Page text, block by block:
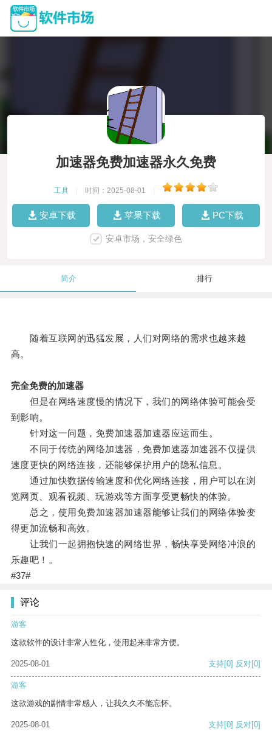
加速器免费加速器永久免费
工具 时间：2025-08-01
安卓下载 苹果下载 PC下载
安卓市场，安全绿色
简介 排行
随着互联网的迅猛发展，人们对网络的需求也越来越
高。
完全免费的加速器
但是在网络速度慢的情况下，我们的网络体验可能会受
到影响。
针对这一问题，免费加速器加速器应运而生。
不同于传统的网络加速器，免费加速器加速器不仅提供
速度更快的网络连接，还能够保护用户的隐私信息。
通过加快数据传输速度和优化网络连接，用户可以在浏
览网页、观看视频、玩游戏等方面享受更畅快的体验。
总之，使用免费加速器加速器能够让我们的网络体验变
得更加流畅和高效。
让我们一起拥抱快速的网络世界，畅快享受网络冲浪的
乐趣吧！。
#37#
评论
游客
这款软件的设计非常人性化，使用起来非常方便。
2025-08-01 支持[0] 反对[0]
游客
这款游戏的剧情非常感人，让我久久不能忘怀。
2025-08-01 支持[0] 反对[0]